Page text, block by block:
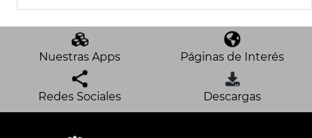
Nuestras Apps Páginas de Interés
Redes Sociales Descargas